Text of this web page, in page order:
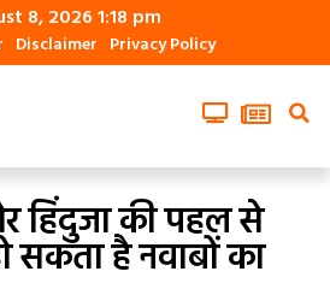
8, 2026 1:18 pm
Disclaimer Privacy Policy
हिंदुजा की पहल से
सकता है नवाबों का